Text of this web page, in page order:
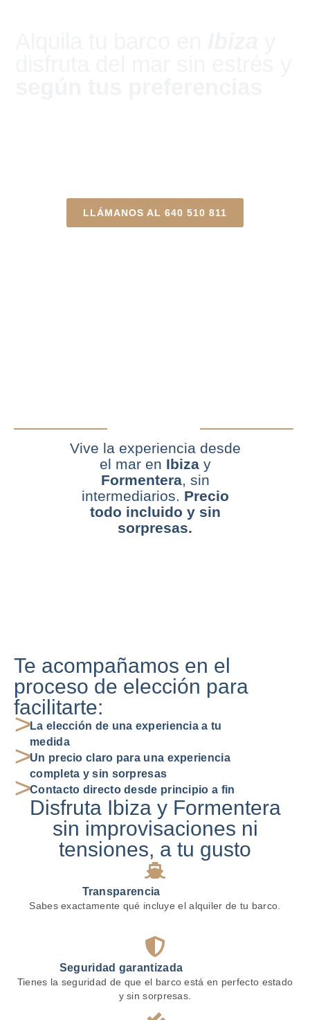
LLÁMANOS AL 640 510 811
Vive la experiencia desde
el mar en Ibiza y
Formentera , sin
intermediarios. Precio
todo incluido y sin
sorpresas.
Te acompañamos en el
proceso de elección para
facilitarte:
>La elección de una experiencia a tu
medida
>Un precio claro para una experiencia
completa y sin sorpresas
>Contacto directo desde principio a fin
Disfruta Ibiza y Formentera
sin improvisaciones ni
tensiones, a tu gusto
Transparencia
Sabes exactamente qué incluye el alquiler de tu barco.
Seguridad garantizada
Tienes la seguridad de que el barco está en perfecto estado
y sin sorpresas.